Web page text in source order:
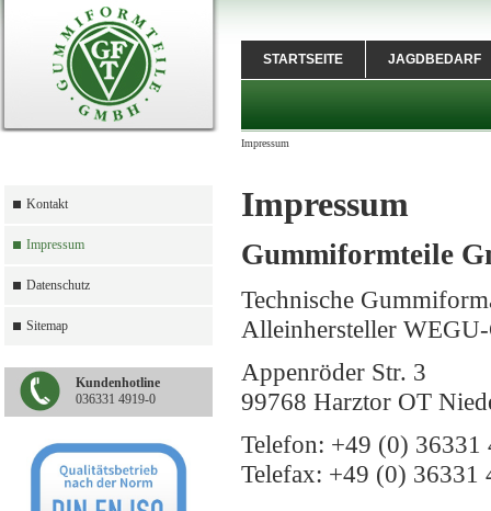
Kontakt
Impressum
Datenschutz
Sitemap
Kundenhotline
036331 4919-0
STARTSEITE JAGDBEDARF
Impressum
Impressum
Gummiformteile
Technische
Alleinhersteller
Appenröder Str. 3
99768 Harztor OT
Telefon: +49 (0) 36331
Telefax: +49 (0) 36331